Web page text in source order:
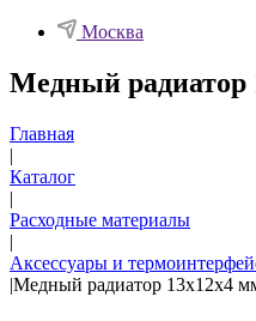
Москва
Медный радиатор
Главная
|
Каталог
|
Расходные материалы
|
Аксессуары и
|Медный радиатор 13х12х4